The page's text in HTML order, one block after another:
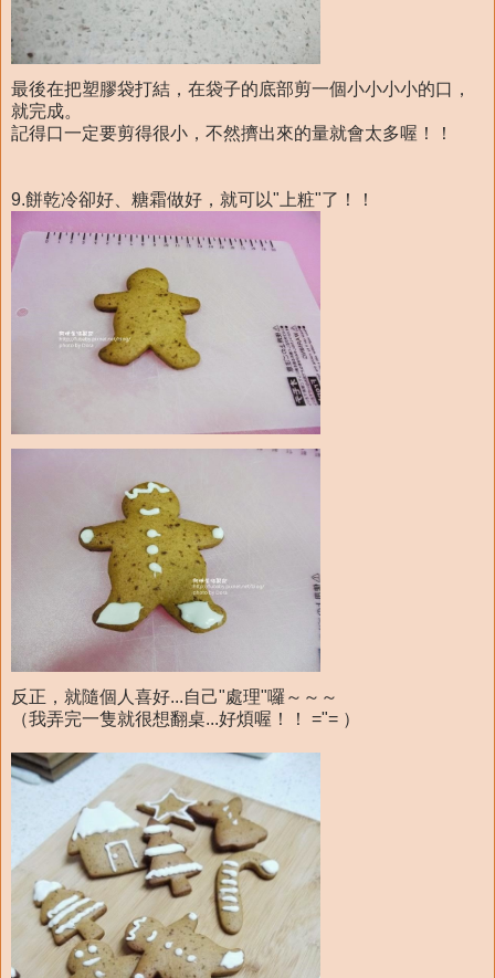
最後在把塑膠袋打結，在袋子的底部剪一個小小小小的口，
就完成。
記得口一定要剪得很小，不然擠出來的量就會太多喔！！
9.餅乾冷卻好、糖霜做好，就可以"上粧"了！！
反正，就隨個人喜好...自己"處理"囉～～～
（我弄完一隻就很想翻桌...好煩喔！！ ="= ）